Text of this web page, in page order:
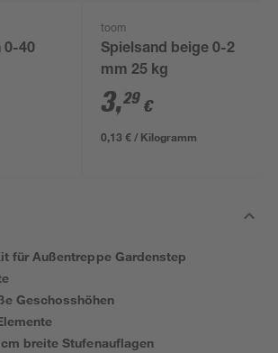
0-40
toom
Spielsand beige 0-2
mm 25 kg
3,29 €
0,13 € / Kilogramm
für Außentreppe Gardenstep
Geschosshöhen
breite Stufenauflagen